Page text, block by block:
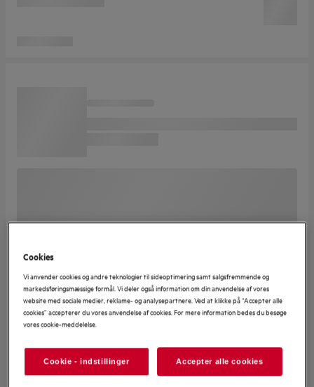
Cookies
Vi anvender cookies og andre teknologier til sideoptimering samt salgsfremmende og
markedsføringsmæssige formål. Vi deler også information om din anvendelse af vores
website med sociale medier, reklame- og analysepartnere. Ved at klikke på “Accepter alle
cookies” accepterer du vores anvendelse af cookies. For mere information bedes du besøge
vores cookie-meddelelse.
Cookie - indstillinger Accepter alle cookies